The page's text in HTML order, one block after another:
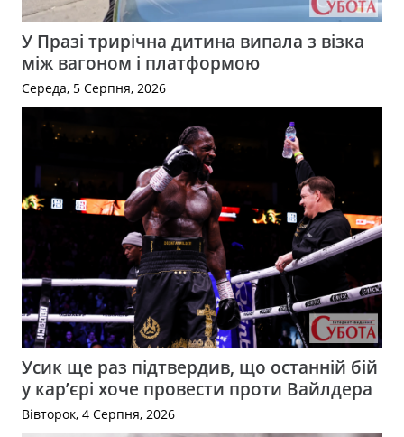
У Празі трирічна дитина випала з візка
між вагоном і платформою
Середа, 5 Серпня, 2026
Усик ще раз підтвердив, що останній бій
у кар’єрі хоче провести проти Вайлдера
Вівторок, 4 Серпня, 2026